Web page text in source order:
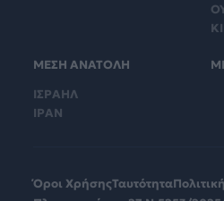
ΜΕΣΗ ΑΝΑΤΟΛΗ
ΙΣΡΑΗΛ
ΙΡΑΝ
Όροι ΧρήσηςΤαυτότητα